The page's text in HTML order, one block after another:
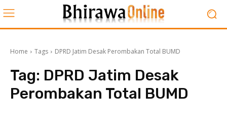
Home Tags DPRD Jatim Desak Perombakan Total BUMD
Tag: DPRD Jatim Desak
Perombakan Total BUMD